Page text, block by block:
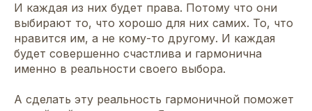
И каждая из них будет права. Потому что они
выбирают то, что хорошо для них самих. То, что
нравится им, а не кому-то другому. И каждая
будет совершенно счастлива и гармонична
именно в реальности своего выбора.
А сделать эту реальность гармоничной поможет